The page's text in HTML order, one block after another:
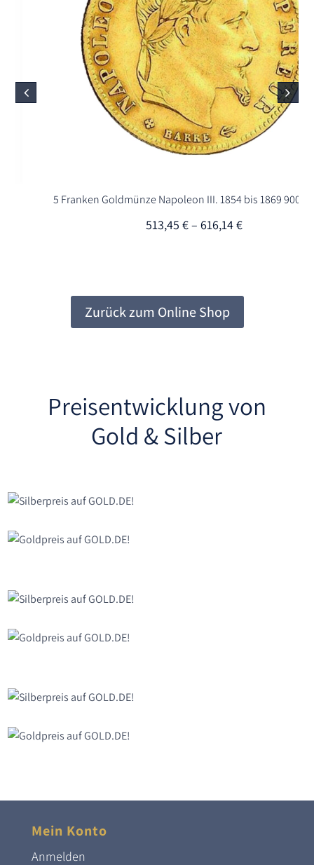
5 Franken Goldmünze Napoleon III. 1854 bis 1869 900er Gold
€–616,14 €
Zurück zum Online Shop
Preisentwicklung von
Gold & Silber
Mein Konto
Anmelden